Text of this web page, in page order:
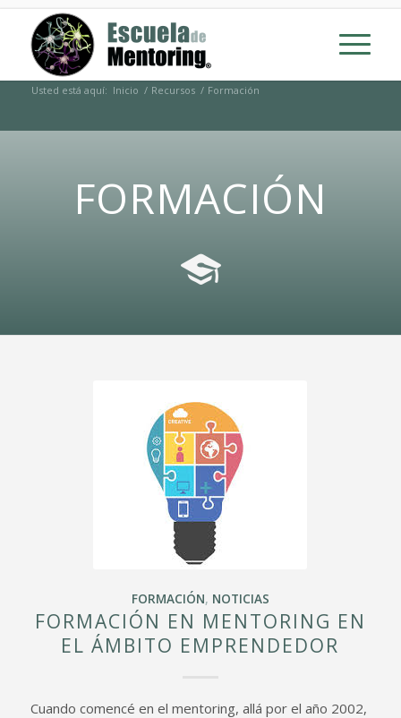
Usted está aquí: Inicio / Recursos / Formación
FORMACIÓN
FORMACIÓN, NOTICIAS
FORMACIÓN EN MENTORING EN
EL ÁMBITO EMPRENDEDOR
Cuando comencé en el mentoring, allá por el año 2002,